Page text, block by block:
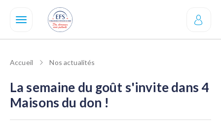
contenu
Accueil Nos actualités
La semaine du goût s'invite dans 4
Maisons du don !